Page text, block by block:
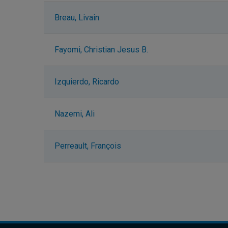
Breau, Livain
Fayomi, Christian Jesus B.
Izquierdo, Ricardo
Nazemi, Ali
Perreault, François